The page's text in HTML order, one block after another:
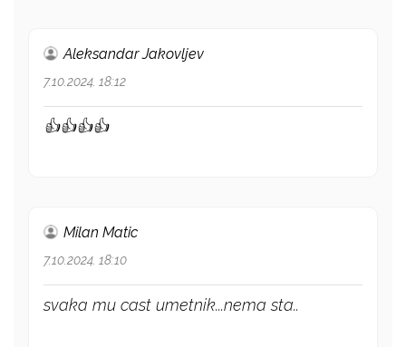
Aleksandar Jakovljev
7.10.2024. 18:12
👍👍👍👍
Milan Matic
7.10.2024. 18:10
svaka mu cast umetnik...nema sta..